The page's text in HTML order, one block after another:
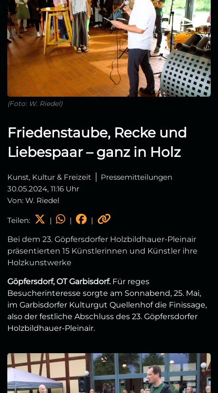
(Foto: W. Riedel)
Friedenstaube, Recke und
Liebespaar – ganz in Holz
Kunst, Kultur & Freizeit
Pressemitteilungen
30.05.2024, 11:16 Uhr
Von: W. Riedel
Teilen: | | |
Bei dem 23. Göpfersdorfer Holzbildhauer-Pleinair
präsentierten 15 Künstlerinnen und Künstler ihre
Holzkunstwerke
Göpfersdorf, OT Garbisdorf. Für reges
Besucherinteresse sorgte am Sonnabend, 25. Mai,
im Garbisdorfer Kulturgut Quellenhof die Finissage,
also der festliche Abschluss des 23. Göpfersdorfer
Holzbildhauer-Pleinair.